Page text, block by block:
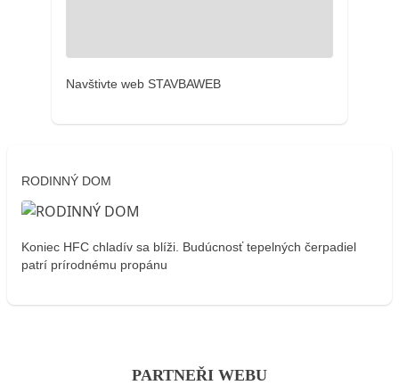
Navštivte web STAVBAWEB
RODINNÝ DOM
Koniec HFC chladív sa blíži. Budúcnosť tepelných čerpadiel
patrí prírodnému propánu
PARTNEŘI WEBU